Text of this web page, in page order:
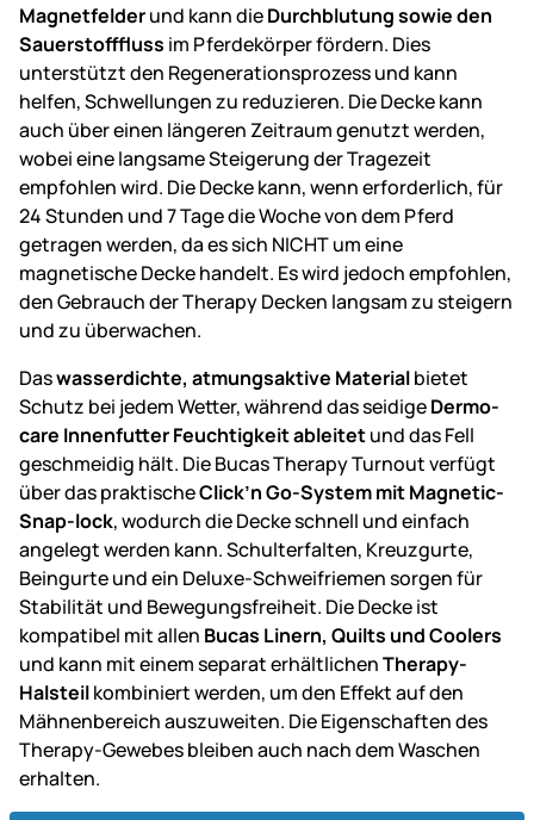
Magnetfelderund kann dieDurchblutung sowie den
Sauerstofffluss im Pferdekörper fördern. Dies
unterstützt den Regenerationsprozess und kann
helfen, Schwellungen zu reduzieren. Die Decke kann
auch über einen längeren Zeitraum genutzt werden,
wobei eine langsame Steigerung der Tragezeit
empfohlen wird. Die Decke kann, wenn erforderlich, für
24 Stunden und 7 Tage die Woche von dem Pferd
getragen werden, da es sich NICHT um eine
magnetische Decke handelt. Es wird jedoch empfohlen,
den Gebrauch der Therapy Decken langsam zu steigern
und zu überwachen.
Daswasserdichte, atmungsaktive Materialbietet
Schutz bei jedem Wetter, während das seidigeDermo-
care Innenfutter Feuchtigkeit ableitetund das Fell
geschmeidig hält. Die Bucas Therapy Turnout verfügt
über das praktischeClick’n Go-System mit Magnetic-
Snap-lock, wodurch die Decke schnell und einfach
angelegt werden kann. Schulterfalten, Kreuzgurte,
Beingurte und ein Deluxe-Schweifriemen sorgen für
Stabilität und Bewegungsfreiheit. Die Decke ist
kompatibel mit allen Bucas Linern, Quilts und Coolers
und kann mit einem separat erhältlichenTherapy-
Halsteilkombiniert werden, um den Effekt auf den
Mähnenbereich auszuweiten. Die Eigenschaften des
Therapy-Gewebes bleiben auch nach dem Waschen
erhalten.